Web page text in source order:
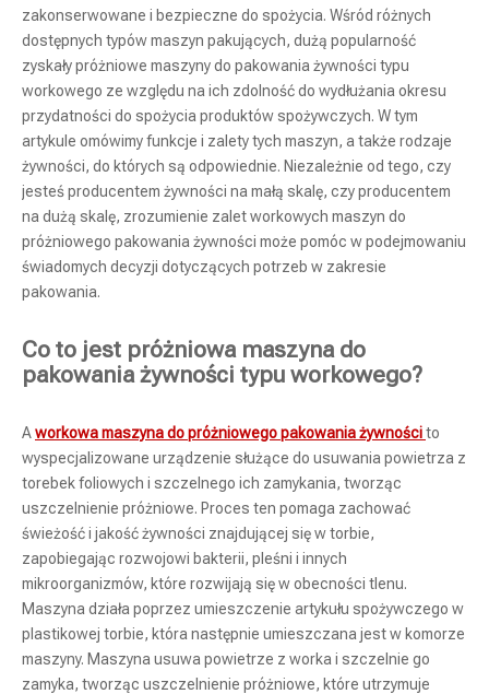
zakonserwowane i bezpieczne do spożycia. Wśród różnych
dostępnych typów maszyn pakujących, dużą popularność
zyskały próżniowe maszyny do pakowania żywności typu
workowego ze względu na ich zdolność do wydłużania okresu
przydatności do spożycia produktów spożywczych. W tym
artykule omówimy funkcje i zalety tych maszyn, a także rodzaje
żywności, do których są odpowiednie. Niezależnie od tego, czy
jesteś producentem żywności na małą skalę, czy producentem
na dużą skalę, zrozumienie zalet workowych maszyn do
próżniowego pakowania żywności może pomóc w podejmowaniu
świadomych decyzji dotyczących potrzeb w zakresie
pakowania.
Co to jest próżniowa maszyna do
pakowania żywności typu workowego?
Aworkowa maszyna do próżniowego pakowania żywnościto
wyspecjalizowane urządzenie służące do usuwania powietrza z
torebek foliowych i szczelnego ich zamykania, tworząc
uszczelnienie próżniowe. Proces ten pomaga zachować
świeżość i jakość żywności znajdującej się w torbie,
zapobiegając rozwojowi bakterii, pleśni i innych
mikroorganizmów, które rozwijają się w obecności tlenu.
Maszyna działa poprzez umieszczenie artykułu spożywczego w
plastikowej torbie, która następnie umieszczana jest w komorze
maszyny. Maszyna usuwa powietrze z worka i szczelnie go
zamyka, tworząc uszczelnienie próżniowe, które utrzymuje